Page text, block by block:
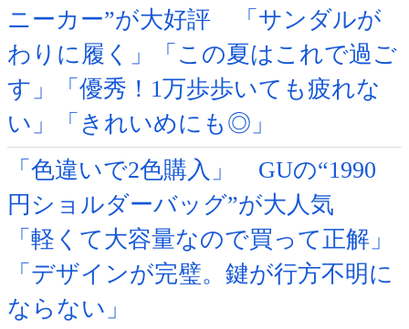
ニーカー”が大好評 「サンダルが
わりに履く」「この夏はこれで過ご
す」「優秀！1万歩歩いても疲れな
い」「きれいめにも◎」
「色違いで2色購入」 GUの“1990
円ショルダーバッグ”が大人気
「軽くて大容量なので買って正解」
「デザインが完璧。鍵が行方不明に
ならない」